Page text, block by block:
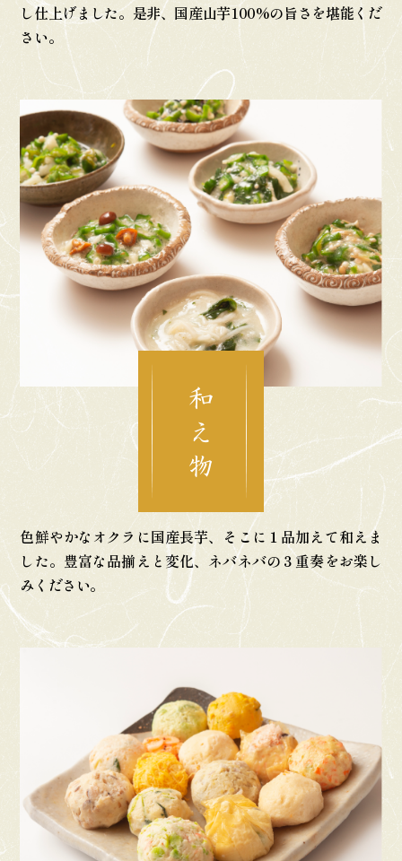
し仕上げました。 是非、国産山芋100%の旨さを堪能くだ
さい。
和 え 物
色鮮やかなオクラに国産長芋、そこに１品加えて和えま
した。豊富な品揃えと変化、 ネバネバの３重奏をお楽し
みください。